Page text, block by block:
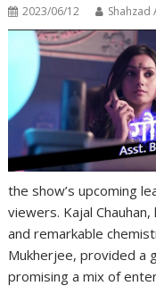
2023/06/12 Shahzad
the show’s upcoming
viewers. Kajal
and remarkable
Mukherjee, provided a
promising a mix of